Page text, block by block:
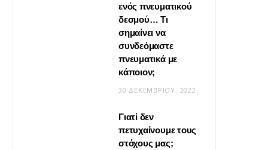
ενός πνευματικού
δεσμού… Τι
σημαίνει να
συνδεόμαστε
πνευματικά με
κάποιον;
30 ΔΕΚΕΜΒΡΊΟΥ, 2022
Γιατί δεν
πετυχαίνουμε τους
στόχους μας;